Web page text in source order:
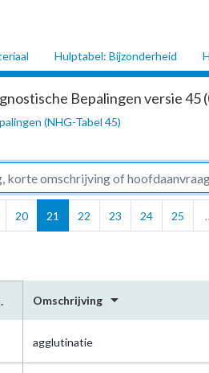
Hulptabel: Bijzonderheid
Bepalingen versie
(NHG-Tabel 45)
20 21 22 23 24 25
Omschrijving arrow_drop_down
agglutinatie